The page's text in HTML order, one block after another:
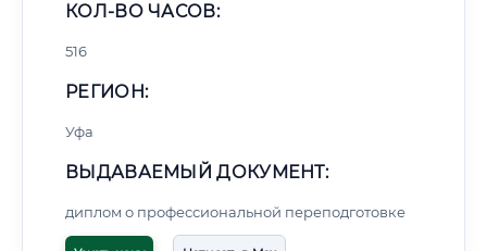
КОЛ-ВО ЧАСОВ:
516
РЕГИОН:
Уфа
ВЫДАВАЕМЫЙ ДОКУМЕНТ:
диплом о профессиональной переподготовке